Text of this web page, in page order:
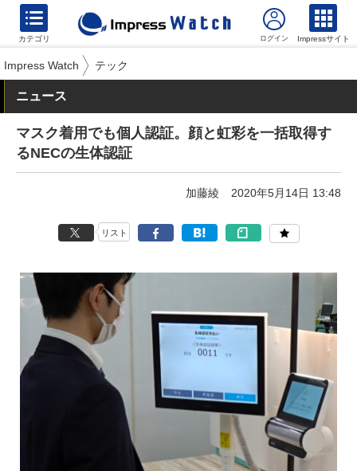
カテゴリ Impressサイト
Impress Watch テック
ニュース
マスク着用でも個人認証。顔と虹彩を一括取得す
るNECの生体認証
加藤綾 2020年5月14日 13:48
リスト